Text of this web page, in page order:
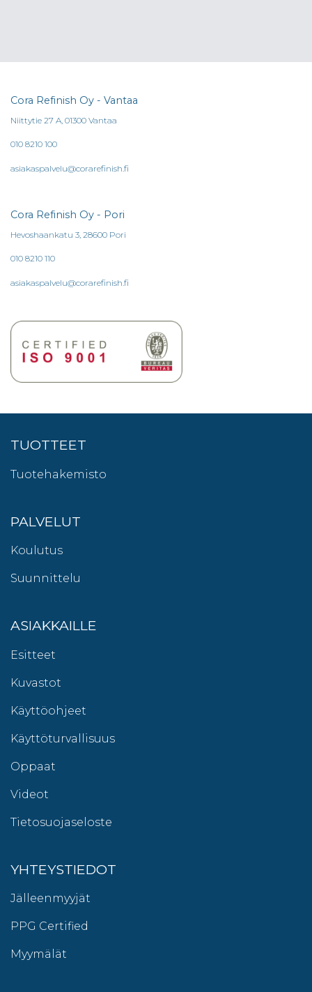
Cora Refinish Oy - Vantaa
Niittytie 27 A, 01300 Vantaa
010 8210 100
asiakaspalvelu@corarefinish.fi
Cora Refinish Oy - Pori
Hevoshaankatu 3, 28600 Pori
010 8210 110
asiakaspalvelu@corarefinish.fi
TUOTTEET
Tuotehakemisto
PALVELUT
Koulutus
Suunnittelu
ASIAKKAILLE
Esitteet
Kuvastot
Käyttöohjeet
Käyttöturvallisuus
Oppaat
Videot
Tietosuojaseloste
YHTEYSTIEDOT
Jälleenmyyjät
PPG Certified
Myymälät